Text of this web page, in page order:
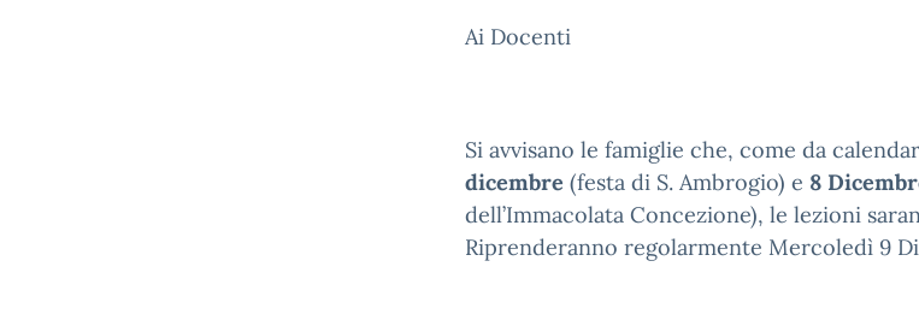
Ai Docenti
Si avvisano le famiglie che, come da
dicembre (festa di S. Ambrogio) e 8
dell’Immacolata Concezione), le lezioni
Riprenderanno regolarmente Mercoledì 9